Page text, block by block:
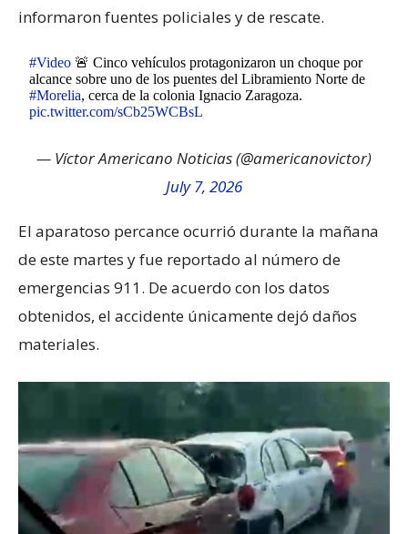
informaron fuentes policiales y de rescate.
#Video 🚨 Cinco vehículos protagonizaron un choque por
alcance sobre uno de los puentes del Libramiento Norte de
#Morelia, cerca de la colonia Ignacio Zaragoza.
pic.twitter.com/sCb25WCBsL
— Víctor Americano Noticias (@americanovictor)
July 7, 2026
El aparatoso percance ocurrió durante la mañana
de este martes y fue reportado al número de
emergencias 911. De acuerdo con los datos
obtenidos, el accidente únicamente dejó daños
materiales.